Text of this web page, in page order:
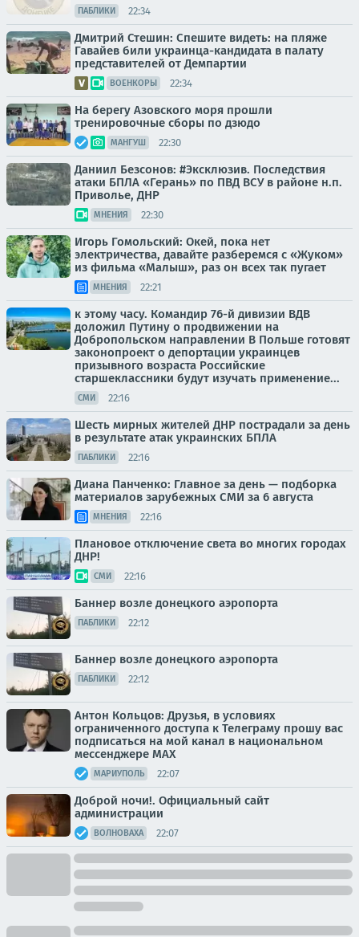
ПАБЛИКИ 22:34
Дмитрий Стешин: Спешите видеть: на пляже
Гавайев били украинца-кандидата в палату
представителей от Демпартии
ВОЕНКОРЫ 22:34
На берегу Азовского моря прошли
тренировочные сборы по дзюдо
МАНГУШ 22:30
Даниил Безсонов: #Эксклюзив. Последствия
атаки БПЛА «Герань» по ПВД ВСУ в районе н.п.
Приволье, ДНР
МНЕНИЯ 22:30
Игорь Гомольский: Окей, пока нет
электричества, давайте разберемся с «Жуком»
из фильма «Малыш», раз он всех так пугает
МНЕНИЯ 22:21
к этому часу. Командир 76-й дивизии ВДВ
доложил Путину о продвижении на
Добропольском направлении В Польше готовят
законопроект о депортации украинцев
призывного возраста Российские
старшеклассники будут изучать применение...
СМИ 22:16
Шесть мирных жителей ДНР пострадали за день
в результате атак украинских БПЛА
ПАБЛИКИ 22:16
Диана Панченко: Главное за день — подборка
материалов зарубежных СМИ за 6 августа
МНЕНИЯ 22:16
Плановое отключение света во многих городах
ДНР!
СМИ 22:16
Баннер возле донецкого аэропорта
ПАБЛИКИ 22:12
Баннер возле донецкого аэропорта
ПАБЛИКИ 22:12
Антон Кольцов: Друзья, в условиях
ограниченного доступа к Телеграму прошу вас
подписаться на мой канал в национальном
мессенджере МАХ
МАРИУПОЛЬ 22:07
Доброй ночи!. Официальный сайт
администрации
ВОЛНОВАХА 22:07